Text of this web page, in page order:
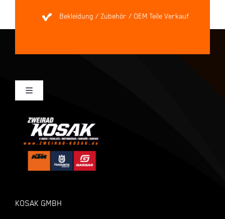
Bekleidung / Zubehör / OEM Teile Verkauf
KOSAK GMBH
Toggle
Mein Konto
Kasse